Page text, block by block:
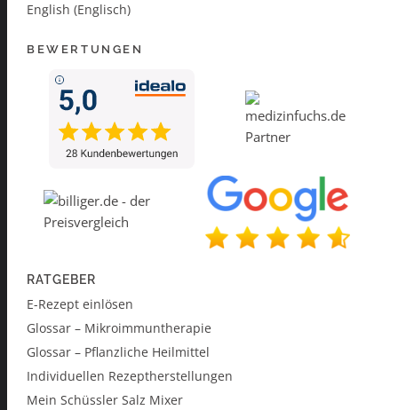
English (Englisch)
BEWERTUNGEN
RATGEBER
E-Rezept einlösen
Glossar – Mikroimmuntherapie
Glossar – Pflanzliche Heilmittel
Individuellen Rezeptherstellungen
Mein Schüssler Salz Mixer